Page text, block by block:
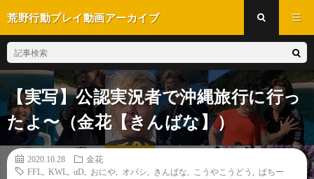
荒野行動プレイ動画アーカイブ
【実写】公認実況者で沖縄旅行に行っ
たよ〜（金花【きんばな】）
2020.10.28
金花
FFL
KWL αD おにや オパシ きんばな こうやこうどう
ぱちー